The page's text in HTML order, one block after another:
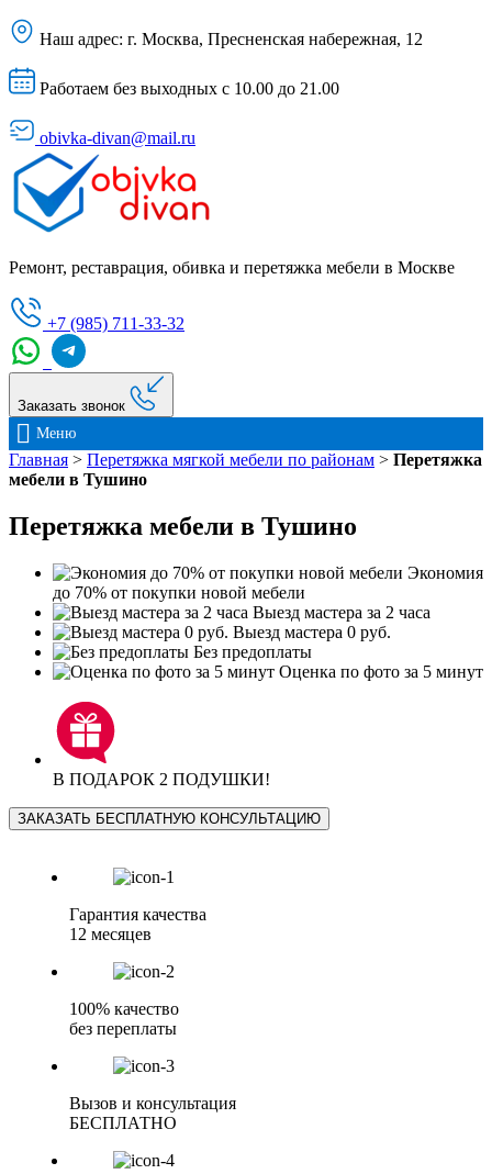
Наш адрес: г. Москва, Пресненская набережная, 12
Работаем без выходных с 10.00 до 21.00
obivka-divan@mail.ru
Ремонт, реставрация, обивка и перетяжка мебели в Москве
+7 (985) 711-33-32
Заказать звонок
Меню
Главная > Перетяжка мягкой мебели по районам > Перетяжка
мебели в Тушино
Перетяжка мебели в Тушино
Экономия
до 70% от покупки новой мебели
Выезд мастера за 2 часа
Выезд мастера 0 руб.
Без предоплаты
Оценка по фото за 5 минут
В ПОДАРОК 2 ПОДУШКИ!
ЗАКАЗАТЬ БЕСПЛАТНУЮ КОНСУЛЬТАЦИЮ
Гарантия качества
12 месяцев
100% качество
без переплаты
Вызов и консультация
БЕСПЛАТНО